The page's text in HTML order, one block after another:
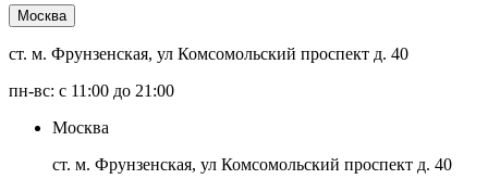
Москва
ст. м. Фрунзенская, ул Комсомольский проспект д. 40
пн-вс: с 11:00 до 21:00
Москва
ст. м. Фрунзенская, ул Комсомольский проспект д. 40